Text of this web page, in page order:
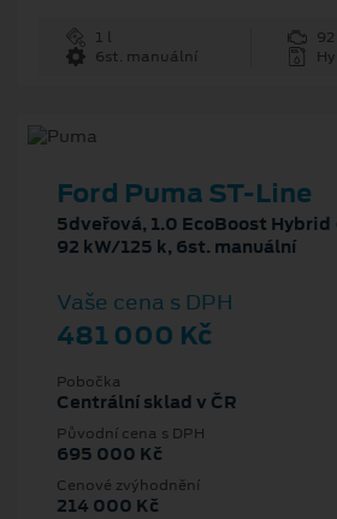
1 l
6st. manuální
Ford Puma ST-Line
5dveřová, 1.0 EcoBoost Hybrid
92 kW/125 k, 6st. manuální
Vaše cena s DPH
481 000 Kč
Pobočka
Centrální sklad v ČR
Původní cena s DPH
695 000 Kč
Cenové zvýhodnění
214 000 Kč